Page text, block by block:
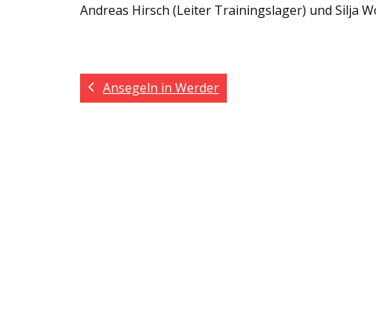
Andreas Hirsch (Leiter Trainingslager) und Silja
Ansegeln in Werder